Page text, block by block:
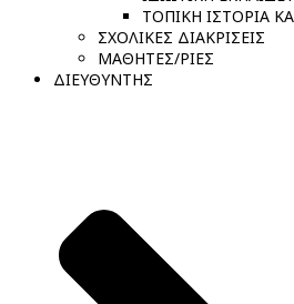
ΤΟΠΙΚΗ ΙΣΤΟΡΙΑ
ΣΧΟΛΙΚΕΣ ΔΙΑΚΡΙΣΕΙΣ
ΜΑΘΗΤΕΣ/ΡΙΕΣ
ΔΙΕΥΘΥΝΤΗΣ